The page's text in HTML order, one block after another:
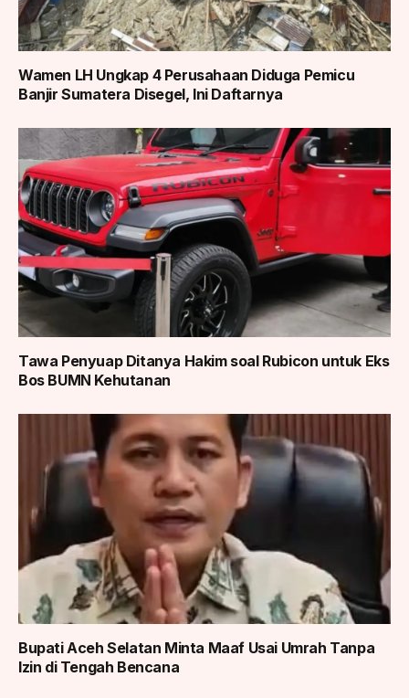
Wamen LH Ungkap 4 Perusahaan Diduga Pemicu
Banjir Sumatera Disegel, Ini Daftarnya
Tawa Penyuap Ditanya Hakim soal Rubicon untuk Eks
Bos BUMN Kehutanan
Bupati Aceh Selatan Minta Maaf Usai Umrah Tanpa
Izin di Tengah Bencana